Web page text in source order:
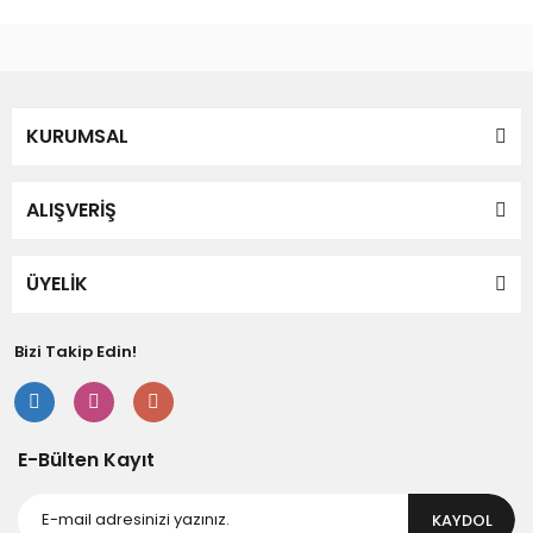
KURUMSAL
ALIŞVERİŞ
ÜYELİK
Bizi Takip Edin!
E-Bülten Kayıt
KAYDOL